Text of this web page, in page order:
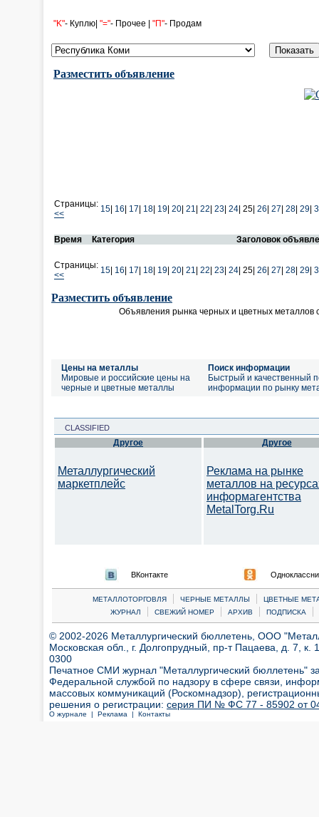
"K"- Куплю| "="- Прочее | "П"- Продам
Разместить объявление
Страницы:
<<
15 16 17 18 19 20 21 22 23 24 25| 26 27 28 29
Время Категория Заголовок
Страницы:
<<
15 16 17 18 19 20 21 22 23 24 25| 26 27 28 29
Разместить объявление
Объявления рынка черных и цветных металлов
Цены на металлы
Мировые и российские цены на
черные и цветные металлы
Поиск информации
Быстрый и качественный
информации по рынку
CLASSIFIED
Другое
Металлургический
маркетплейс
Другое
Реклама на рынке
металлов на
информагентства
MetalTorg.Ru
ВКонтакте
МЕТАЛЛОТОРГОВЛЯ | ЧЕРНЫЕ МЕТАЛЛЫ |
ЦВЕТНЫЕ
ЖУРНАЛ
| СВЕЖИЙ НОМЕР | АРХИВ | ПОДПИСКА |
© 2002-2026 Металлургический бюллетень, ООО
Московская обл., г. Долгопрудный, пр-т Пацаева, д. 7,
0300
Печатное СМИ журнал "Металлургический бюллетень"
Федеральной службой по надзору в сфере связи,
массовых коммуникаций (Роскомнадзор),
решения о регистрации: серия ПИ № ФС 77 - 85902 от 04
О журнале | Реклама | Контакты